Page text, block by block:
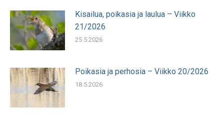
Kisailua, poikasia ja laulua – Viikko
21/2026
25.5.2026
Poikasia ja perhosia – Viikko 20/2026
18.5.2026